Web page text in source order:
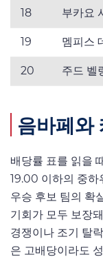
18 부카요
19 멤피스
20 주드 벨
음바페와
배당률 표를 읽을
19.00 이하의 중하
우승 후보 팀의 확
기회가 모두 보장
경쟁이나 조기 탈
은 고배당이라도